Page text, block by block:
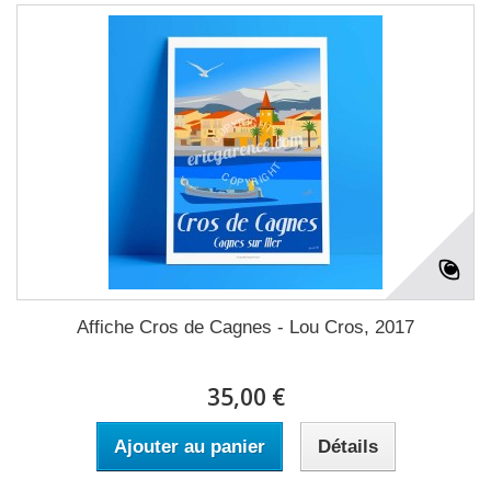
Affiche Cros de Cagnes - Lou Cros, 2017
35,00 €
Ajouter au panier Détails